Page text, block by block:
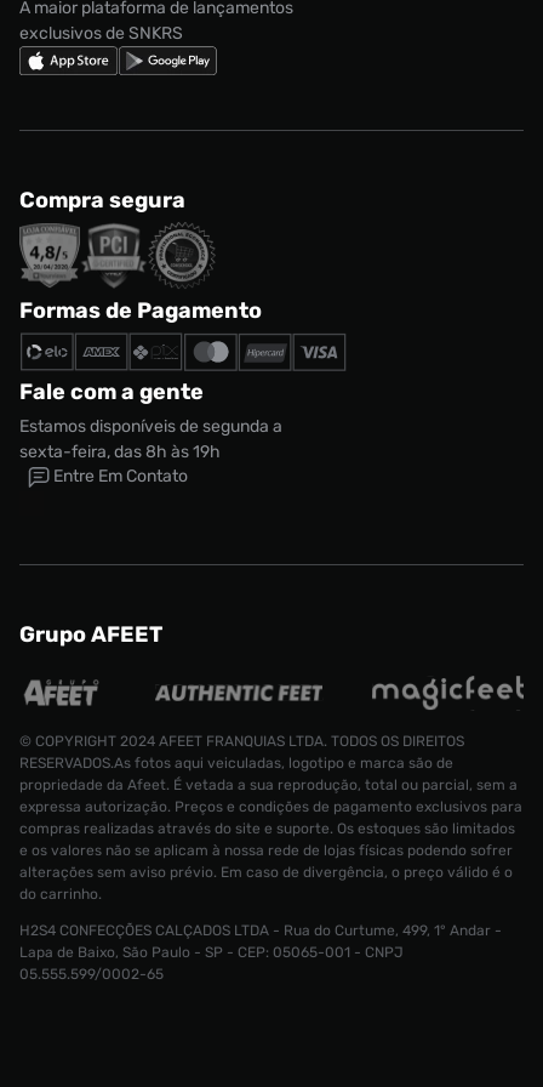
Tênis adidas Campus 00s Feminino
Tamanho:
A maior plataforma de lançamentos
exclusivos de SNKRS
Compra segura
Formas de Pagamento
Fale com a gente
Estamos disponíveis de segunda a
sexta-feira, das 8h às 19h
Entre Em Contato
Grupo AFEET
© COPYRIGHT 2024 AFEET FRANQUIAS LTDA. TODOS OS DIREITOS
RESERVADOS.As fotos aqui veiculadas, logotipo e marca são de
propriedade da Afeet. É vetada a sua reprodução, total ou parcial, sem a
expressa autorização. Preços e condições de pagamento exclusivos para
compras realizadas através do site e suporte. Os estoques são limitados
e os valores não se aplicam à nossa rede de lojas físicas podendo sofrer
alterações sem aviso prévio. Em caso de divergência, o preço válido é o
do carrinho.
H2S4 CONFECÇÕES CALÇADOS LTDA - Rua do Curtume, 499, 1° Andar -
Lapa de Baixo, São Paulo - SP - CEP: 05065-001 - CNPJ
05.555.599/0002-65